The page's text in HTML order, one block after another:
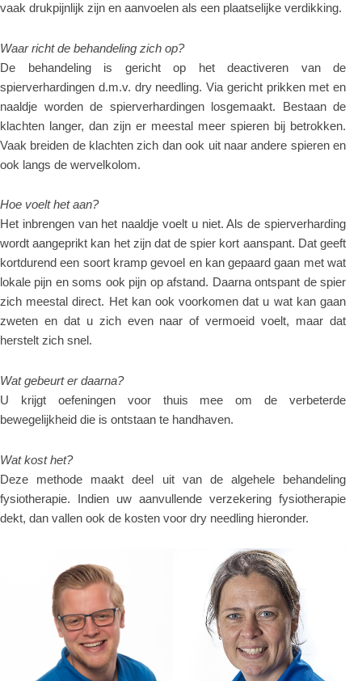
vaak drukpijnlijk zijn en aanvoelen als een plaatselijke verdikking.
Waar richt de behandeling zich op?
De behandeling is gericht op het deactiveren van de
spierverhardingen d.m.v. dry needling. Via gericht prikken met en
naaldje worden de spierverhardingen losgemaakt. Bestaan de
klachten langer, dan zijn er meestal meer spieren bij betrokken.
Vaak breiden de klachten zich dan ook uit naar andere spieren en
ook langs de wervelkolom.
Hoe voelt het aan?
Het inbrengen van het naaldje voelt u niet. Als de spierverharding
wordt aangeprikt kan het zijn dat de spier kort aanspant. Dat geeft
kortdurend een soort kramp gevoel en kan gepaard gaan met wat
lokale pijn en soms ook pijn op afstand. Daarna ontspant de spier
zich meestal direct. Het kan ook voorkomen dat u wat kan gaan
zweten en dat u zich even naar of vermoeid voelt, maar dat
herstelt zich snel.
Wat gebeurt er daarna?
U krijgt oefeningen voor thuis mee om de verbeterde
bewegelijkheid die is ontstaan te handhaven.
Wat kost het?
Deze methode maakt deel uit van de algehele behandeling
fysiotherapie. Indien uw aanvullende verzekering fysiotherapie
dekt, dan vallen ook de kosten voor dry needling hieronder.